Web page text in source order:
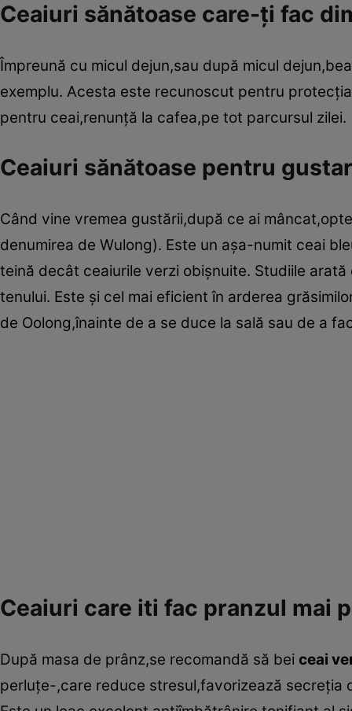
Ceaiuri sănătoase care-ţi fac
Împreună cu micul dejun,sau după micul
exemplu. Acesta este recunoscut pentru
pentru ceai,renunţă la cafea,pe tot parcursul zilei.
Ceaiuri sănătoase pentru
Când vine vremea gustării,după ce ai
denumirea de Wulong). Este un aşa-numit ceai
teină decât ceaiurile verzi obişnuite. Studiile
tenului. Este şi cel mai eficient în arderea
de Oolong,înainte de a se duce la sală sau de a
Ceaiuri care iti fac pranzul mai
După masa de prânz,se recomandă să bei ceai
perluţe-,care reduce stresul,favorizează